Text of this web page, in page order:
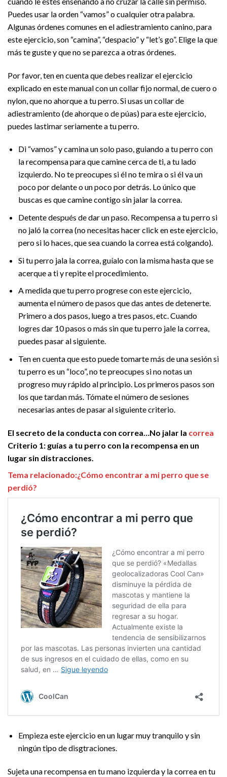
Puedes usar la orden “vamos” o cualquier otra palabra.
Algunas órdenes comunes en el adiestramiento canino, para
este ejercicio, son “camina”, “despacio” y “let’s go”. Elige la que
más te guste y que no se parezca a otras órdenes.
Por favor, ten en cuenta que debes realizar el ejercicio
explicado en este manual con un collar fijo normal, de cuero o
nylon, que no ahorque a tu perro. Si usas un collar de
adiestramiento (de ahorque o de púas) para este ejercicio,
puedes lastimar seriamente a tu perro.
Di “vamos” y camina un solo paso, guiando a tu perro con
la recompensa para que camine cerca de ti, a tu lado
izquierdo. No te preocupes si él no te mira o si él va un
poco por delante o un poco por detrás. Lo único que
buscas es que camine contigo sin jalar la correa.
Detente después de dar un paso. Recompensa a tu perro si
no jaló la correa (no necesitas hacer click en este ejercicio,
pero si lo haces, que sea cuando la correa está colgando).
Si tu perro jala la correa, guíalo con la misma hasta que se
acerque a ti y repite el procedimiento.
A medida que tu perro progrese con este ejercicio,
aumenta el número de pasos que das antes de detenerte.
Primero a dos pasos, luego a tres pasos, etc. Cuando
logres dar 10 pasos o más sin que tu perro jale la correa,
puedes pasar al siguiente.
Ten en cuenta que esto puede tomarte más de una sesión si
tu perro es un “loco”, no te preocupes si no notas un
progreso muy rápido al principio. Los primeros pasos son
los que tardan más. Tómate el número de sesiones
necesarias antes de pasar al siguiente criterio.
El secreto de la conducta con correa…No jalar la correa
Criterio 1: guías a tu perro con la recompensa en un
lugar sin distracciones.
Tema relacionado:¿Cómo encontrar a mi perro que se
perdió?
Empieza este ejercicio en un lugar muy tranquilo y sin
ningún tipo de disgtraciones.
Sujeta una recompensa en tu mano izquierda y la correa en tu